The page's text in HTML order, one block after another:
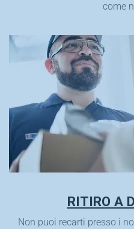
come
RITIRO A
Non puoi recarti presso i